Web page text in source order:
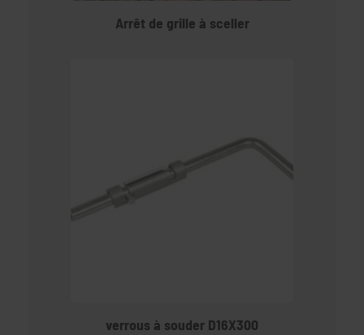
Arrêt de grille à sceller
verrous à souder D16X300